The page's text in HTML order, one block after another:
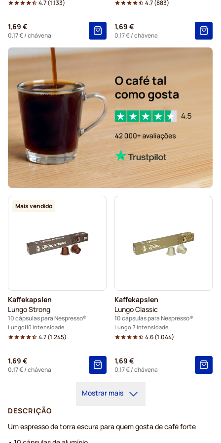
Cápsulas Segafredo para Nespresso®
Cápsulas Café René para Nespresso®
Cápsulas para Nespresso®
Cápsulas Gevalia para Nespresso®
Cápsulas Belmio para Nespresso®
Cápsulas Friele para Nespresso®
4.7(1.133)
1,69 €
0,17 €/ chávena
4.7(883)
1,69 €
0,17 €/ chávena
Mais vendido
Kaffekapslen
Lungo Strong
10 cápsulas para Nespresso®
Lungo 10 Intensidade
4.7(1.245)
1,69 €
0,17 €/ chávena
Kaffekapslen
Lungo Classic
10 cápsulas para Nespresso®
Lungo 7 Intensidade
4.6(1.044)
1,69 €
0,17 €/ chávena
Mostrar mais
DESCRIÇÃO
Um espresso de torra escura para quem gosta de café forte